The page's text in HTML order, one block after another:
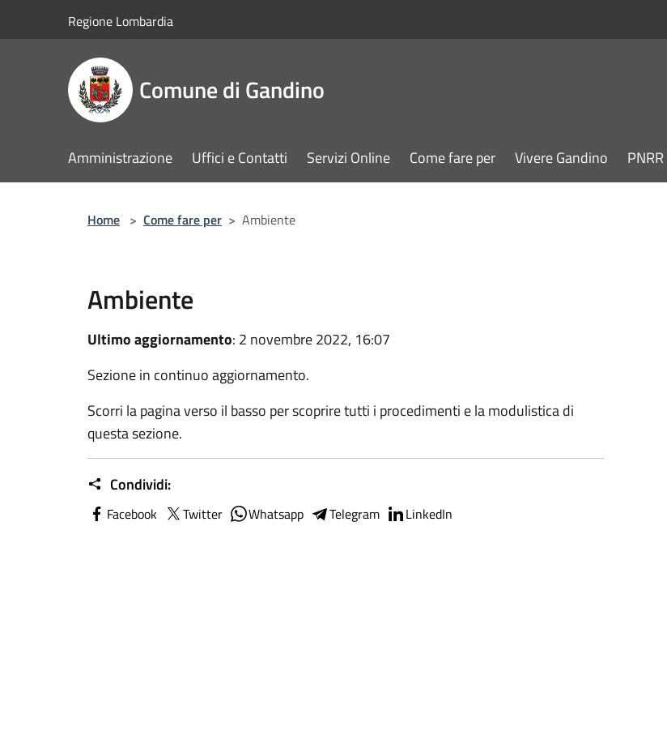
Regione Lombardia
Comune di Gandino
Amministrazione Uffici e Contatti Servizi Online Come fare per Vivere Gandino PNRR
Home > Come fare per > Ambiente
Ambiente
Ultimo aggiornamento: 2 novembre 2022, 16:07
Sezione in continuo aggiornamento.
Scorri la pagina verso il basso per scoprire tutti i procedimenti e la modulistica di
questa sezione.
Condividi:
Facebook Twitter Whatsapp Telegram LinkedIn